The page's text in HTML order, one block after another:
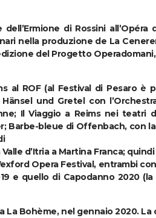
di Rossini all’Opéra
nella produzione de La
del Progetto
al ROF (al Festival di Pesaro è
und Gretel con
Il Viaggio a Reims nei teatri
Barbe-bleue di Offenbach, con
d’Itria a Martina Franca;
Opera Festival, entrambi
e quello di Capodanno 2020 (la
Bohème, nel gennaio 2020. La